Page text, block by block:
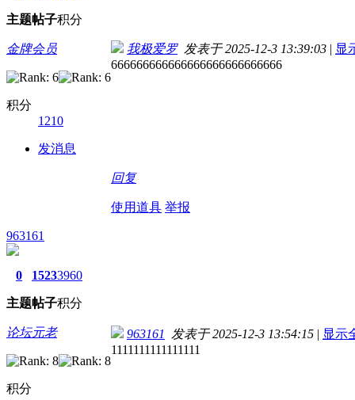
主题帖子积分
金牌会员
积分
1210
发消息
我极爱罗发表于 2025-12-3 13:39:03 | 显
666666666666666666666666666
回复
使用道具 举报
963161
0
主题
1523
帖子
3960
积分
论坛元老
积分
963161 发表于 2025-12-3 13:54:15 | 显示
1111111111111111